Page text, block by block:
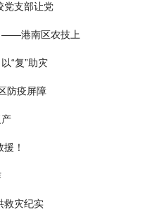
支部让党
——港南区农技上
“复”助灾
防疫屏障
！
灾纪实